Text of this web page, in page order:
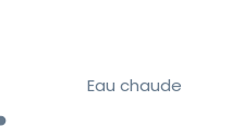
Eau chaude